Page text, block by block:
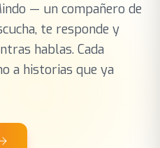
— un compañero de
te responde y
hablas. Cada
a historias que ya